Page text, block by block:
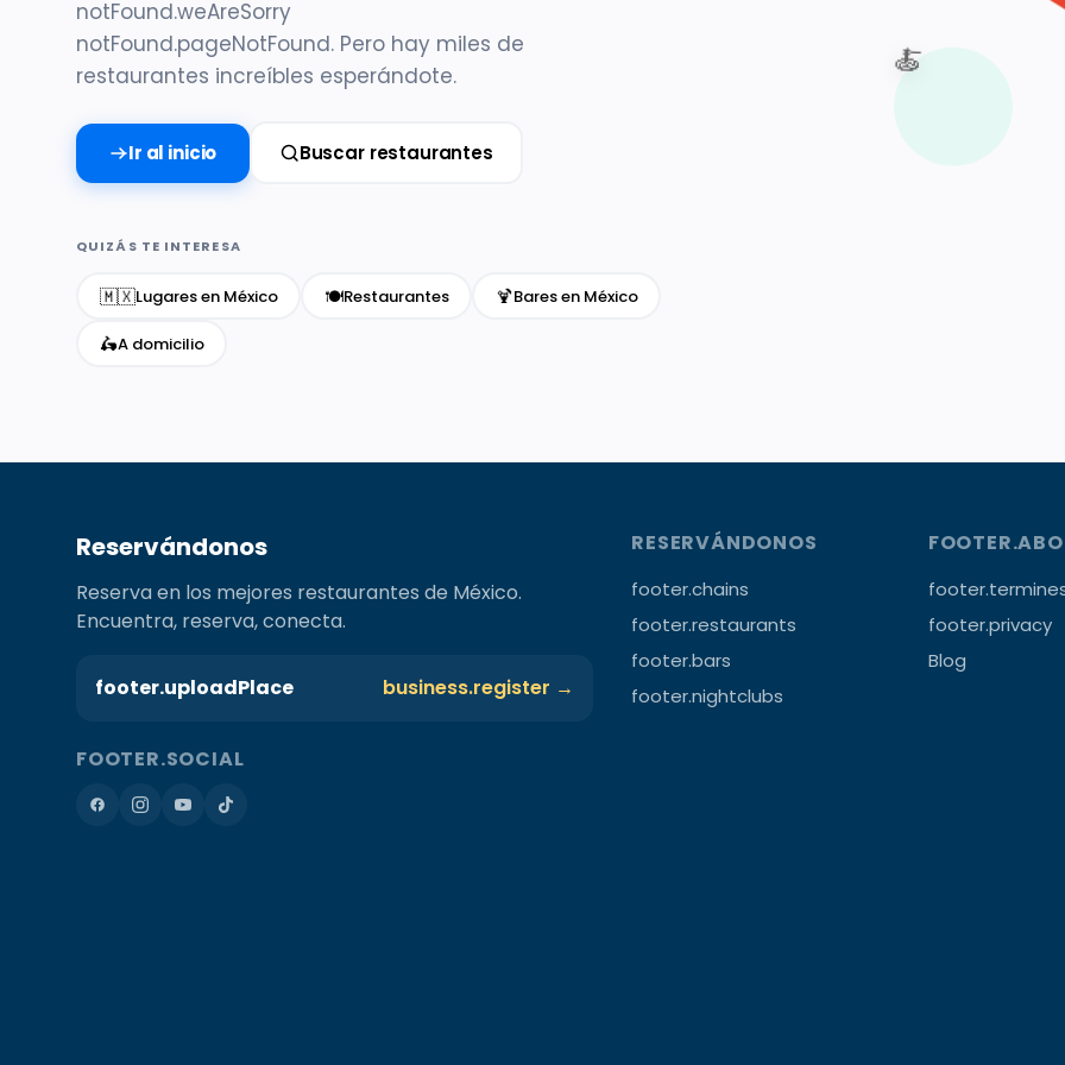
notFound.weAreSorry
notFound.pageNotFound. Pero hay miles de
restaurantes increíbles esperándote.
Ir al inicio Buscar restaurantes
QUIZÁS TE INTERESA
🇲🇽Lugares en México 🍽️Restaurantes 🍹Bares en México
🛵A domicilio
🍝
Reservándonos
Reserva en los mejores restaurantes de México.
Encuentra, reserva, conecta.
footer.uploadPlace business.register →
FOOTER.SOCIAL
RESERVÁNDONOS
footer.chains
footer.restaurants
footer.bars
footer.nightclubs
footer.privacy
Blog